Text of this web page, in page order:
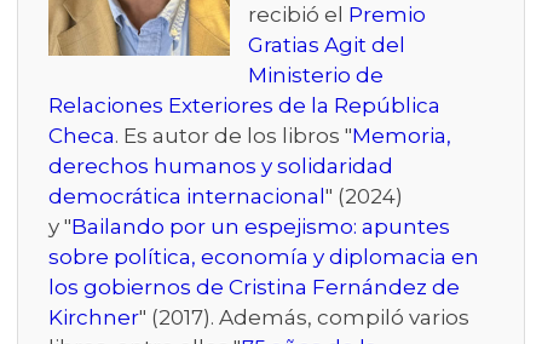
recibió el Premio
Gratias Agit del
Ministerio de
Relaciones Exteriores de la República
Checa. Es autor de los libros "Memoria,
derechos humanos y solidaridad
democrática internacional " (2024)
y "Bailando por un espejismo: apuntes
sobre política, economía y diplomacia en
los gobiernos de Cristina Fernández de
Kirchner" (2017). Además, compiló varios